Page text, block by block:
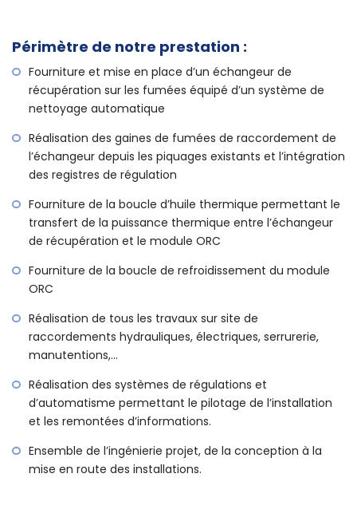
Périmètre de notre prestation :
Fourniture et mise en place d’un échangeur de
récupération sur les fumées équipé d’un système de
nettoyage automatique
Réalisation des gaines de fumées de raccordement de
l’échangeur depuis les piquages existants et l’intégration
des registres de régulation
Fourniture de la boucle d’huile thermique permettant le
transfert de la puissance thermique entre l’échangeur
de récupération et le module ORC
Fourniture de la boucle de refroidissement du module
ORC
Réalisation de tous les travaux sur site de
raccordements hydrauliques, électriques, serrurerie,
manutentions,…
Réalisation des systèmes de régulations et
d’automatisme permettant le pilotage de l’installation
et les remontées d’informations.
Ensemble de l’ingénierie projet, de la conception à la
mise en route des installations.